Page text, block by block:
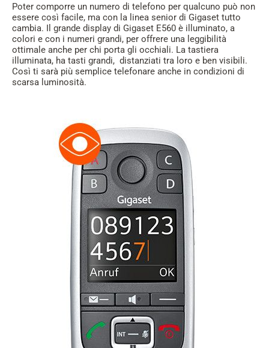
Poter comporre un numero di telefono per qualcuno può non
essere così facile, ma con la linea senior di Gigaset tutto
cambia. Il grande display di Gigaset E560 è illuminato, a
colori e con i numeri grandi, per offrere una leggibilità
ottimale anche per chi porta gli occhiali. La tastiera
illuminata, ha tasti grandi, distanziati tra loro e ben visibili.
Così ti sarà più semplice telefonare anche in condizioni di
scarsa luminosità.